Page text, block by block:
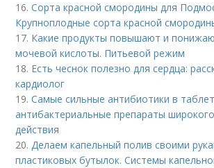
16.Сорта красной смородины для
Крупноплодные сорта красной
17. Какие продукты повышают и
мочевой кислоты. Питьевой режим
18. Есть чеснок полезно для сердца:
кардиолог
19.Самые сильные антибиотики в
антибактериальные препараты
действия
20.Делаем капельный полив своими
пластиковых бутылок. Системы